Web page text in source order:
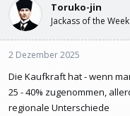
Toruko-jin
Jackass of the Week
2 Dezember 2025
Die Kaufkraft hat - wenn
25 - 40% zugenommen,
regionale Unterschiede